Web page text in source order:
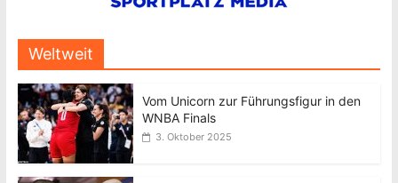
Weltweit
Vom Unicorn zur Führungsfigur in den
WNBA Finals
3. Oktober 2025